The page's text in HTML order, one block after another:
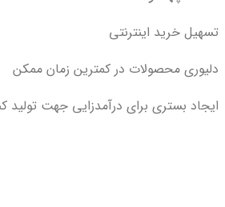
تسهیل خرید اینترنتی
دلیوری محصولات در کمترین زمان ممکن
ایجاد بستری برای درآمدزایی جهت تولید